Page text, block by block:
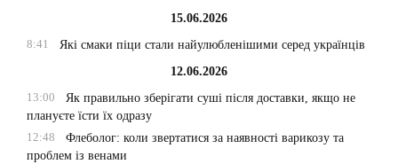
15.06.2026
8:41
Які смаки піци стали найулюбленішими серед українців
12.06.2026
13:00
Як правильно зберігати суші після доставки, якщо не
плануєте їсти їх одразу
12:48
Флеболог: коли звертатися за наявності варикозу та
проблем із венами